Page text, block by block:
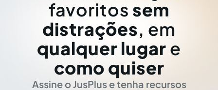
favoritos sem
distrações, em
qualquer lugar e
como quiser
Assine o JusPlus e tenha recursos